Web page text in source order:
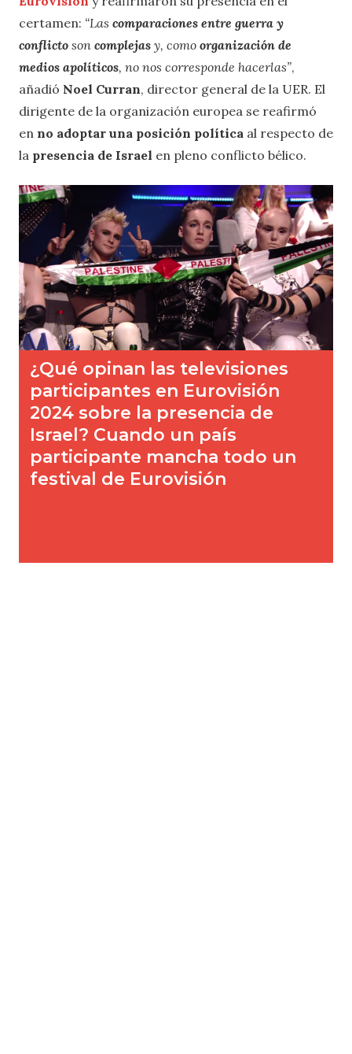
certamen: “Las comparaciones entre guerra y
conflicto son complejas y, como organización de
medios apolíticos, no nos corresponde hacerlas”,
añadió Noel Curran, director general de la UER. El
dirigente de la organización europea se reafirmó
en no adoptar una posición política al respecto de
la presencia de Israel en pleno conflicto bélico.